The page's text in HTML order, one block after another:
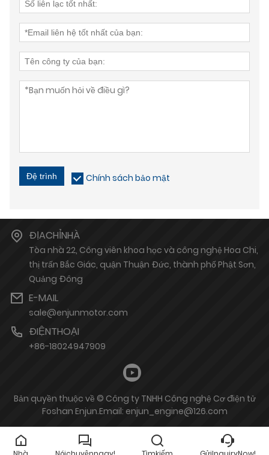
Đệ trình Chính sách bảo mật
ĐỊACHỈNHÀ
Tòa nhà 22, Công viên khoa học và công nghệ Hoa Chi,
thị trấn Bắc Giác, quận Thuận Đức, thành phố Phật Sơn,
Quảng Đông
E-MAIL
sale@enjunmotor.com
ĐIỆNTHOẠI
+86-18024947909
Bản quyền thuộc về © Công ty TNHH Công nghệ Cơ điện tử
Foshan Enjun.Email: enjun_engine@126.com